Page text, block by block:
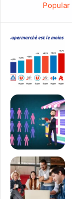
Popular